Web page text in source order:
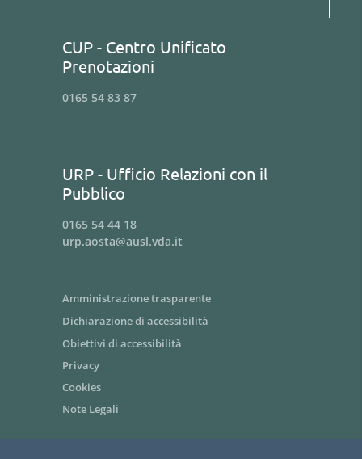
CUP - Centro Unificato
Prenotazioni
0165 54 83 87
URP - Ufficio Relazioni con il
Pubblico
0165 54 44 18
urp.aosta@ausl.vda.it
Amministrazione trasparente
Dichiarazione di accessibilità
Obiettivi di accessibilità
Privacy
Cookies
Note Legali